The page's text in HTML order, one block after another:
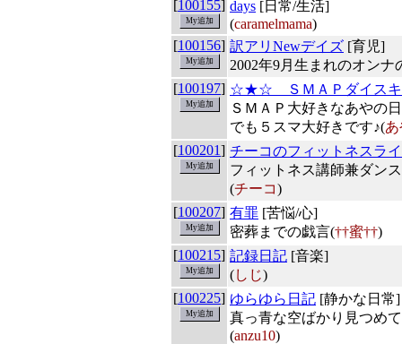
[100155] days [日常/生活]
(caramelmama)
[100156] 訳アリNewデイズ [育児]
2002年9月生まれのオン
[100197] ☆★☆ ＳＭＡＰダイス
ＳＭＡＰ大好きなあやの
でも５スマ大好きです♪(
[100201] チーコのフィットネスラ
フィットネス講師兼ダン
(チーコ)
[100207] 有罪 [苦悩/心]
密葬までの戯言(††蜜††)
[100215] 記録日記 [音楽]
(しじ)
[100225] ゆらゆら日記 [静かな日常]
真っ青な空ばかり見つめ
(anzu10)